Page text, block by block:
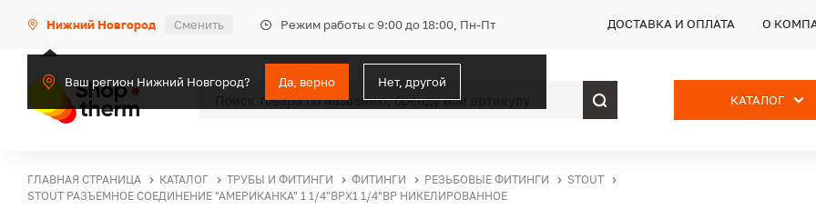
Нижний Новгород Сменить Режим работы с 9:00 до 18:00, Пн-Пт
Ваш регион Нижний Новгород? Да, верно Нет, другой
ДОСТАВКА И ОПЛАТА О
КАТАЛОГ
ГЛАВНАЯ СТРАНИЦА КАТАЛОГ ТРУБЫ И ФИТИНГИ ФИТИНГИ РЕЗЬБОВЫЕ ФИТИНГИ
STOUT
STOUT РАЗЪЕМНОЕ СОЕДИНЕНИЕ "АМЕРИКАНКА" 1 1/4"ВРX1 1/4"ВР НИКЕЛИРОВАННОЕ